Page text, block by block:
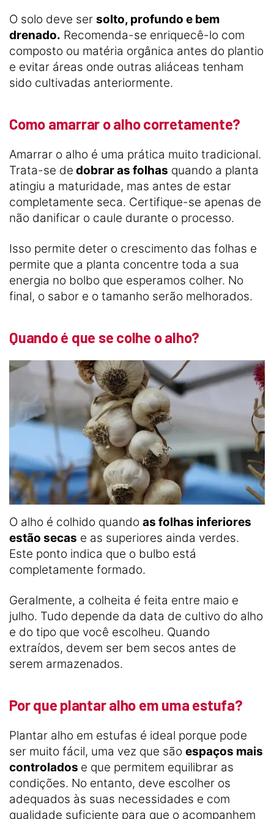
O solo deve ser solto, profundo e bem
drenado. Recomenda-se enriquecê-lo com
composto ou matéria orgânica antes do plantio
e evitar áreas onde outras aliáceas tenham
sido cultivadas anteriormente.
Como amarrar o alho corretamente?
Amarrar o alho é uma prática muito tradicional.
Trata-se de dobrar as folhas quando a planta
atingiu a maturidade, mas antes de estar
completamente seca. Certifique-se apenas de
não danificar o caule durante o processo.
Isso permite deter o crescimento das folhas e
permite que a planta concentre toda a sua
energia no bolbo que esperamos colher. No
final, o sabor e o tamanho serão melhorados.
Quando é que se colhe o alho?
O alho é colhido quando as folhas inferiores
estão secas e as superiores ainda verdes.
Este ponto indica que o bulbo está
completamente formado.
Geralmente, a colheita é feita entre maio e
julho. Tudo depende da data de cultivo do alho
e do tipo que você escolheu. Quando
extraídos, devem ser bem secos antes de
serem armazenados.
Por que plantar alho em uma estufa?
Plantar alho em estufas é ideal porque pode
ser muito fácil, uma vez que são espaços mais
controlados e que permitem equilibrar as
condições. No entanto, deve escolher os
adequados às suas necessidades e com
qualidade suficiente para que o acompanhem